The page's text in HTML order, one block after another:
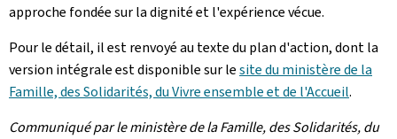
approche fondée sur la dignité et l'expérience vécue.
Pour le détail, il est renvoyé au texte du plan d'action, dont la
version intégrale est disponible sur lesite du ministère de la
Famille, des Solidarités, du Vivre ensemble et de l'Accueil.
Communiqué par le ministère de la Famille, des Solidarités, du